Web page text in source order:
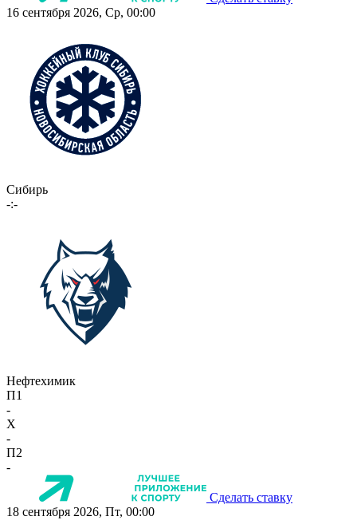
16 сентября 2026, Ср, 00:00
Сибирь
-:-
Нефтехимик
П1
-
X
-
П2
-
Сделать ставку
18 сентября 2026, Пт, 00:00